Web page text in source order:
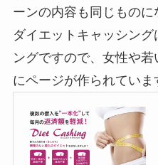
ーンの内容も同じものに
ダイエットキャッシング
ングですので、女性や
にページが作られていま